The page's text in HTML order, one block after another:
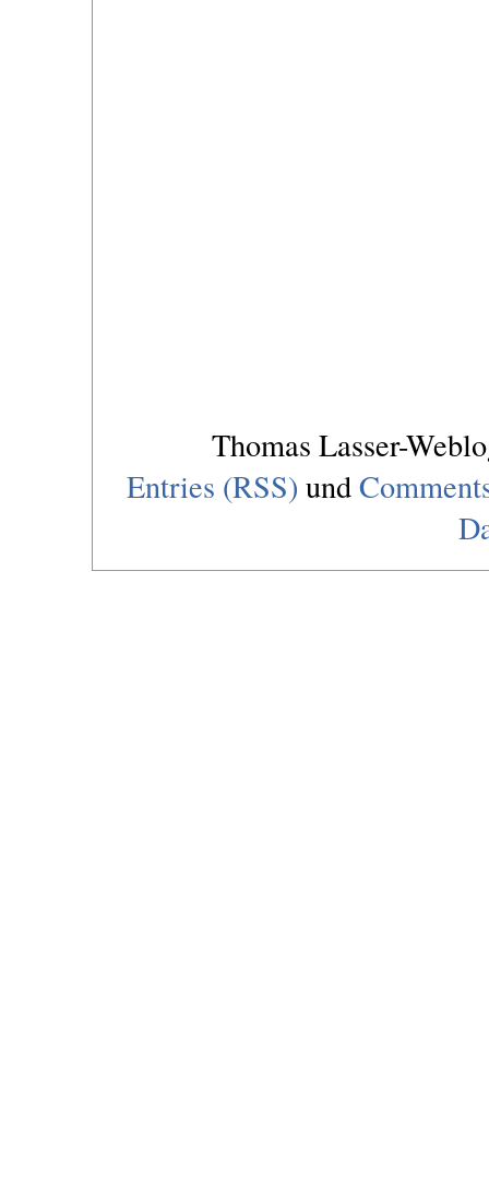
Thomas Lasser-
Entries (RSS) und